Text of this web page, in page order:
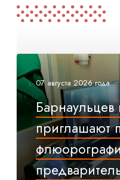
07 августа 2026 года
Барнаульцев
приглашают